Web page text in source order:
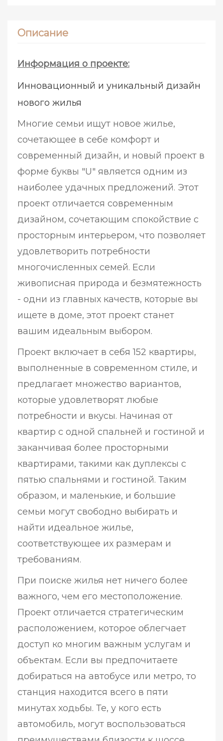
Описание
Информация о проекте:
Инновационный и уникальный дизайн
нового жилья
Многие семьи ищут новое жилье,
сочетающее в себе комфорт и
современный дизайн, и новый проект в
форме буквы "U" является одним из
наиболее удачных предложений. Этот
проект отличается современным
дизайном, сочетающим спокойствие с
просторным интерьером, что позволяет
удовлетворить потребности
многочисленных семей. Если
живописная природа и безмятежность
- одни из главных качеств, которые вы
ищете в доме, этот проект станет
вашим идеальным выбором.
Проект включает в себя 152 квартиры,
выполненные в современном стиле, и
предлагает множество вариантов,
которые удовлетворят любые
потребности и вкусы. Начиная от
квартир с одной спальней и гостиной и
заканчивая более просторными
квартирами, такими как дуплексы с
пятью спальнями и гостиной. Таким
образом, и маленькие, и большие
семьи могут свободно выбирать и
найти идеальное жилье,
соответствующее их размерам и
требованиям.
При поиске жилья нет ничего более
важного, чем его местоположение.
Проект отличается стратегическим
расположением, которое облегчает
доступ ко многим важным услугам и
объектам. Если вы предпочитаете
добираться на автобусе или метро, то
станция находится всего в пяти
минутах ходьбы. Те, у кого есть
автомобиль, могут воспользоваться